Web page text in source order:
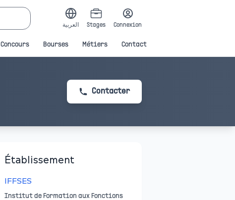
العربية Stages Connexion
Concours Bourses Métiers Contact
Contacter
Établissement
IFFSES
Institut de Formation aux Fonctions